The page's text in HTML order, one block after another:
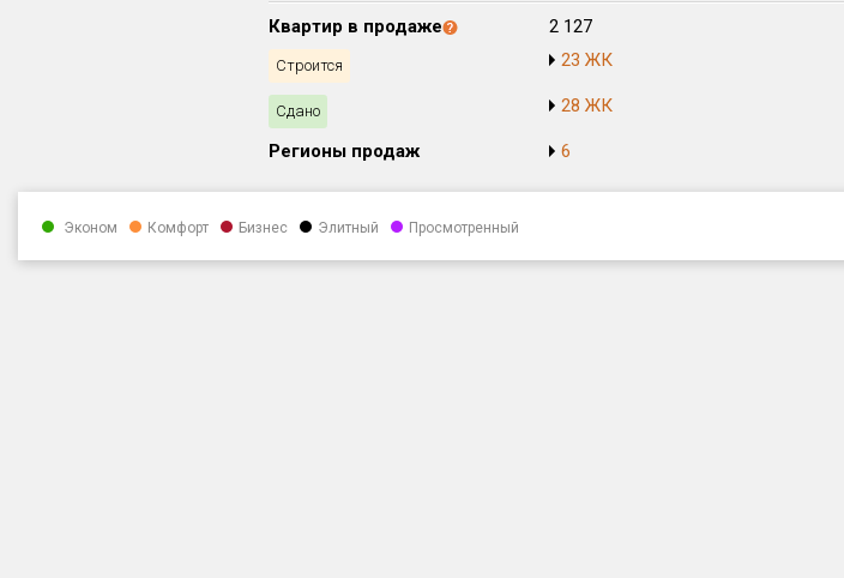
Квартир в продаже 2 127
Строится 23 ЖК
Сдано 28 ЖК
Регионы продаж 6
Эконом Комфорт Бизнес Элитный Просмотренный